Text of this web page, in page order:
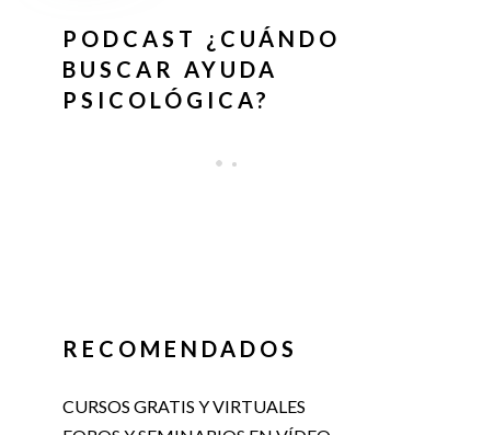
PODCAST ¿CUÁNDO
BUSCAR AYUDA
PSICOLÓGICA?
RECOMENDADOS
CURSOS GRATIS Y VIRTUALES